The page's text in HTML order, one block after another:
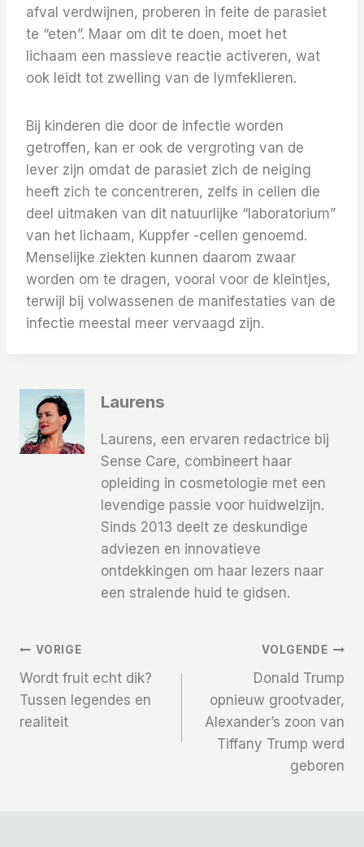
afval verdwijnen, proberen in feite de parasiet
te “eten”. Maar om dit te doen, moet het
lichaam een ​​massieve reactie activeren, wat
ook leidt tot zwelling van de lymfeklieren.
Bij kinderen die door de infectie worden
getroffen, kan er ook de vergroting van de
lever zijn omdat de parasiet zich de neiging
heeft zich te concentreren, zelfs in cellen die
deel uitmaken van dit natuurlijke “laboratorium”
van het lichaam, Kuppfer -cellen genoemd.
Menselijke ziekten kunnen daarom zwaar
worden om te dragen, vooral voor de kleintjes,
terwijl bij volwassenen de manifestaties van de
infectie meestal meer vervaagd zijn.
Laurens
Laurens, een ervaren redactrice bij
Sense Care, combineert haar
opleiding in cosmetologie met een
levendige passie voor huidwelzijn.
Sinds 2013 deelt ze deskundige
adviezen en innovatieve
ontdekkingen om haar lezers naar
een stralende huid te gidsen.
Bericht
Navigatie
VORIGE
Wordt fruit echt dik?
Tussen legendes en
realiteit
VOLGENDE
Donald Trump
opnieuw grootvader,
Alexander’s zoon van
Tiffany Trump werd
geboren